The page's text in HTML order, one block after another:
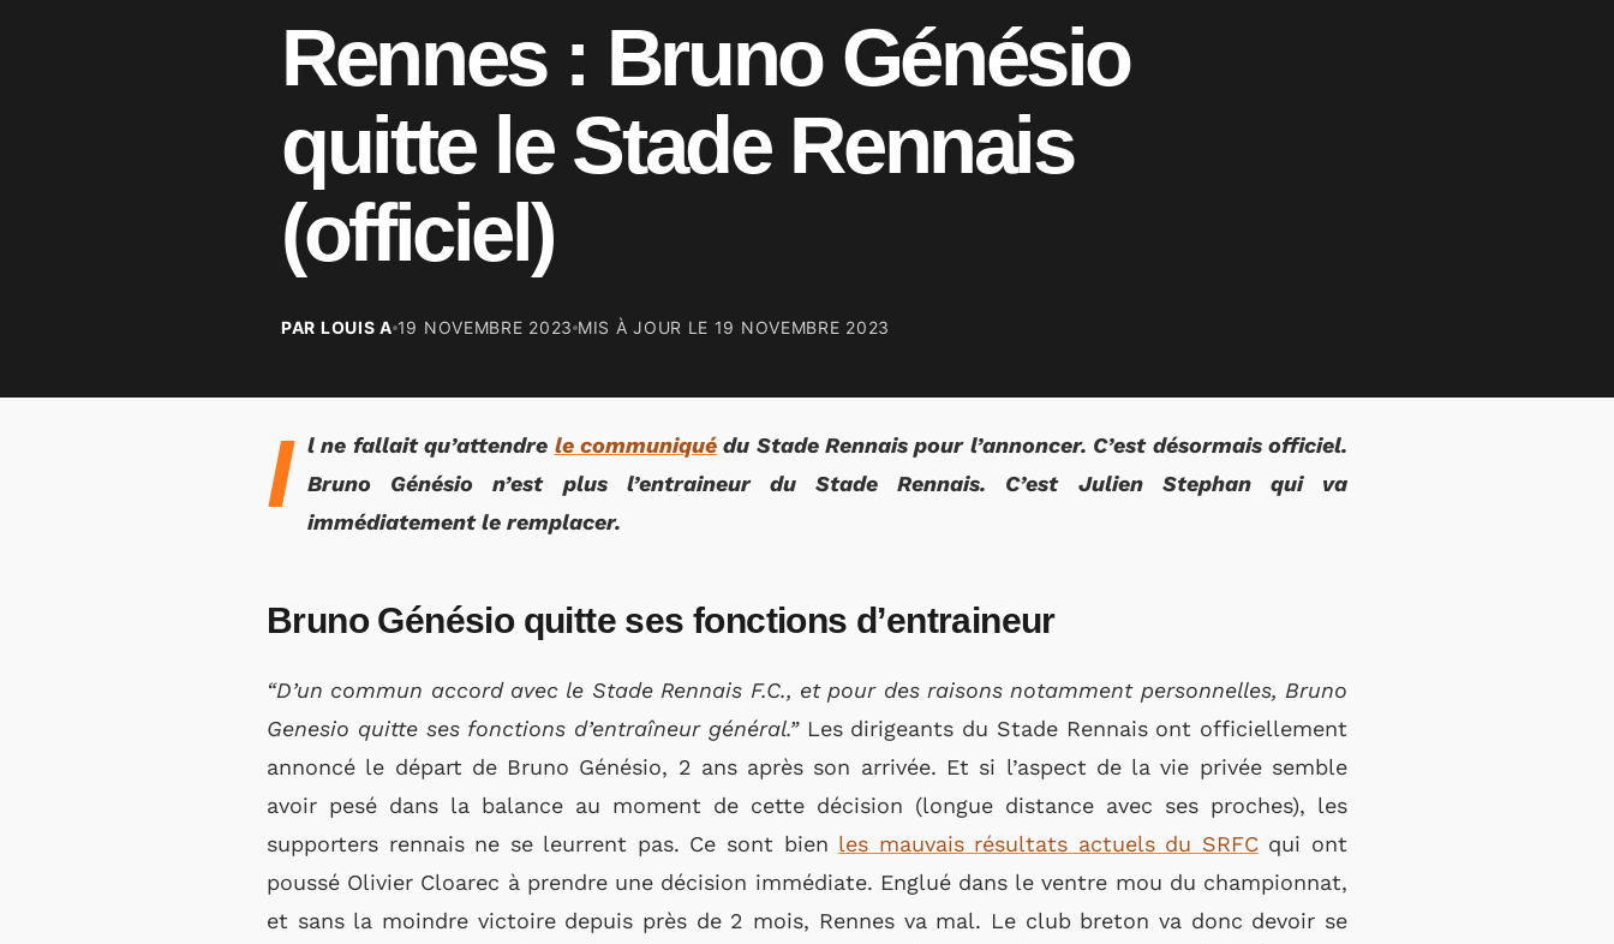
Rennes : Bruno Génésio
quitte le Stade Rennais
(officiel)
PAR LOUIS A 19 NOVEMBRE 2023 MIS À JOUR LE 19 NOVEMBRE 2023
I l ne fallait qu’attendre le communiquédu Stade Rennais pour l’annoncer. C’est désormais officiel.
Bruno Génésio n’est plus l’entraineur du Stade Rennais. C’est Julien Stephan qui va
immédiatement le remplacer.
Bruno Génésio quitte ses fonctions d’entraineur
“D’un commun accord avec le Stade Rennais F.C., et pour des raisons notamment personnelles, Bruno
Genesio quitte ses fonctions d’entraîneur général.” Les dirigeants du Stade Rennais ont officiellement
annoncé le départ de Bruno Génésio, 2 ans après son arrivée. Et si l’aspect de la vie privée semble
avoir pesé dans la balance au moment de cette décision (longue distance avec ses proches), les
supporters rennais ne se leurrent pas. Ce sont bien les mauvais résultats actuels du SRFCqui ont
poussé Olivier Cloarec à prendre une décision immédiate. Englué dans le ventre mou du championnat,
et sans la moindre victoire depuis près de 2 mois, Rennes va mal. Le club breton va donc devoir se